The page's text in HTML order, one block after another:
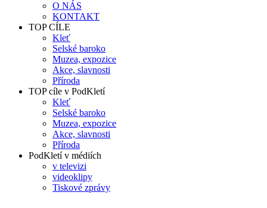
O NÁS
KONTAKT
TOP CÍLE
Kleť
Selské baroko
Muzea, expozice
Akce, slavnosti
Příroda
TOP cíle v PodKletí
Kleť
Selské baroko
Muzea, expozice
Akce, slavnosti
Příroda
PodKletí v médiích
v televizi
videoklipy
Tiskové zprávy